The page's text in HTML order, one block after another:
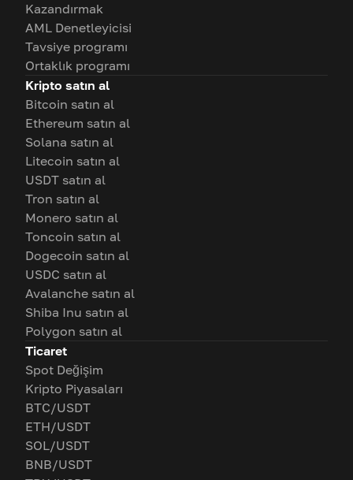
Kazandırmak
AML Denetleyicisi
Tavsiye programı
Ortaklık programı
Kripto satın al
Bitcoin satın al
Ethereum satın al
Solana satın al
Litecoin satın al
USDT satın al
Tron satın al
Monero satın al
Toncoin satın al
Dogecoin satın al
USDC satın al
Avalanche satın al
Shiba Inu satın al
Polygon satın al
Ticaret
Spot Değişim
Kripto Piyasaları
BTC/USDT
ETH/USDT
SOL/USDT
BNB/USDT